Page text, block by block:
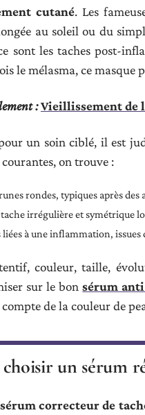
cutané. Les
au soleil ou du
sont les taches post-
le mélasma, ce
:Vieillissement de
un soin ciblé, il est
on trouve :
rondes, typiques après
irrégulière et symétrique
liées à une inflammation, issues
couleur, taille,
sur le bonsérum
de la couleur de
un sérum
sérum correcteur de